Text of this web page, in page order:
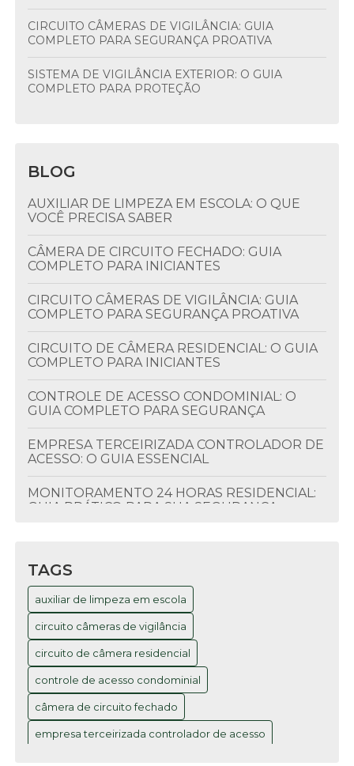
CIRCUITO CÂMERAS DE VIGILÂNCIA: GUIA
COMPLETO PARA SEGURANÇA PROATIVA
SISTEMA DE VIGILÂNCIA EXTERIOR: O GUIA
COMPLETO PARA PROTEÇÃO
BLOG
AUXILIAR DE LIMPEZA EM ESCOLA: O QUE
VOCÊ PRECISA SABER
CÂMERA DE CIRCUITO FECHADO: GUIA
COMPLETO PARA INICIANTES
CIRCUITO CÂMERAS DE VIGILÂNCIA: GUIA
COMPLETO PARA SEGURANÇA PROATIVA
CIRCUITO DE CÂMERA RESIDENCIAL: O GUIA
COMPLETO PARA INICIANTES
CONTROLE DE ACESSO CONDOMINIAL: O
GUIA COMPLETO PARA SEGURANÇA
EMPRESA TERCEIRIZADA CONTROLADOR DE
ACESSO: O GUIA ESSENCIAL
MONITORAMENTO 24 HORAS RESIDENCIAL:
GUIA PRÁTICO PARA SUA SEGURANÇA
MONITORAMENTO RESIDENCIAL 24 HORAS:
O GUIA COMPLETO PARA SUA SEGURANÇA
MONITORAMENTO RESIDENCIAL 24 HORAS:
O GUIA COMPLETO QUE VOCÊ PRECISA
PORTARIA ELETRÔNICA REMOTA: O GUIA
COMPLETO PARA EMPRESAS
PORTARIA ELETRÔNICA REMOTA: O QUE
VOCÊ PRECISA SABER PARA ADOTAR
TAGS
auxiliar de limpeza em escola
circuito câmeras de vigilância
circuito de câmera residencial
controle de acesso condominial
câmera de circuito fechado
empresa terceirizada controlador de acesso